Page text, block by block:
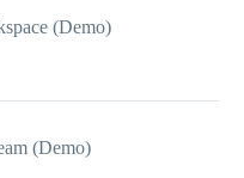
(Demo)
(Demo)